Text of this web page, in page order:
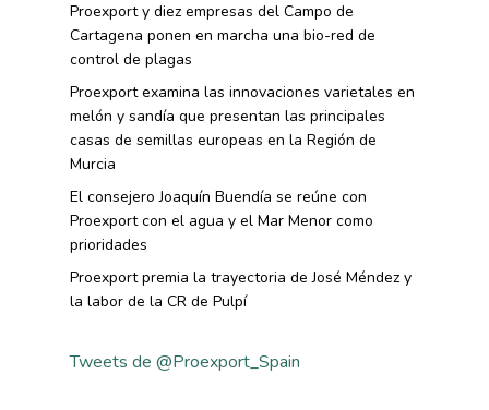
Proexport y diez empresas del Campo de
Cartagena ponen en marcha una bio-red de
control de plagas
Proexport examina las innovaciones varietales en
melón y sandía que presentan las principales
casas de semillas europeas en la Región de
Murcia
El consejero Joaquín Buendía se reúne con
Proexport con el agua y el Mar Menor como
prioridades
Proexport premia la trayectoria de José Méndez y
la labor de la CR de Pulpí
Tweets de @Proexport_Spain
Innovación
Internacionalización
Multimedia
Opinión
Sostenibilidad
Histórico
Exportaciones 2018
Exportaciones 2017
Exportaciones 2016
Exportaciones 2015
Bolsa De Empleo
Teleformación
Iniciativas
Modificación Ley Mar
Juntos Contra El
Promoción De La
Frutas Y Hortalizas
Sostenible
I+S PRO
Sostenibilidad
Videos
Contacto
Intranet